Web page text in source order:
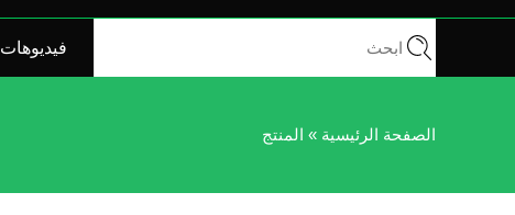
فيديوهات
الصفحة الرئيسية » المنتج